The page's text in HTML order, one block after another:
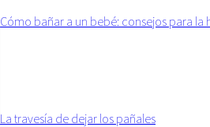
Cómo bañar a un bebé: consejos para la
La travesía de dejar los pañales